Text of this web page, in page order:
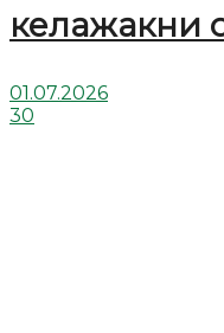
келажакни
01.07.2026
30